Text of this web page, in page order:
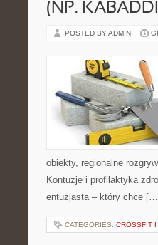
(NP.
POSTED BY ADMIN
obiekty, regionalne
Kontuzje i profilaktyka
entuzjasta – który chce
CATEGORIES: CROSSFIT I